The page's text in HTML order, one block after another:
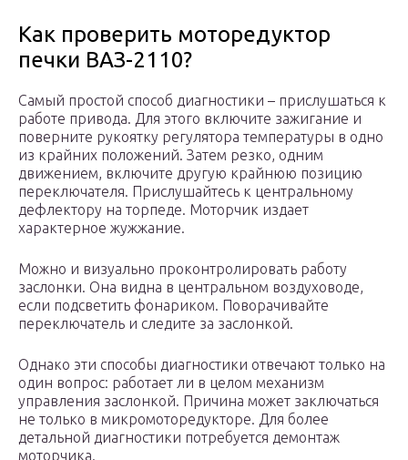
Как проверить моторедуктор
печки ВАЗ-2110?
Самый простой способ диагностики – прислушаться к
работе привода. Для этого включите зажигание и
поверните рукоятку регулятора температуры в одно
из крайних положений. Затем резко, одним
движением, включите другую крайнюю позицию
переключателя. Прислушайтесь к центральному
дефлектору на торпеде. Моторчик издает
характерное жужжание.
Можно и визуально проконтролировать работу
заслонки. Она видна в центральном воздуховоде,
если подсветить фонариком. Поворачивайте
переключатель и следите за заслонкой.
Однако эти способы диагностики отвечают только на
один вопрос: работает ли в целом механизм
управления заслонкой. Причина может заключаться
не только в микромоторедукторе. Для более
детальной диагностики потребуется демонтаж
моторчика.